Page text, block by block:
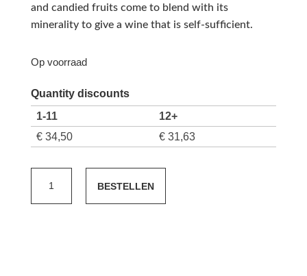
and candied fruits come to blend with its
minerality to give a wine that is self-sufﬁcient.
Op voorraad
Quantity discounts
1-11
12+
€34,50 €31,63
Gautherin
BESTELLEN